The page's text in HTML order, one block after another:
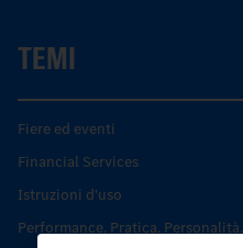
TEMI
Fiere ed eventi
Financial Services
Istruzioni d'uso
Performance. Pratica. Personalità.